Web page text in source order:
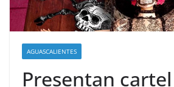
AGUASCALIENTES
Presentan